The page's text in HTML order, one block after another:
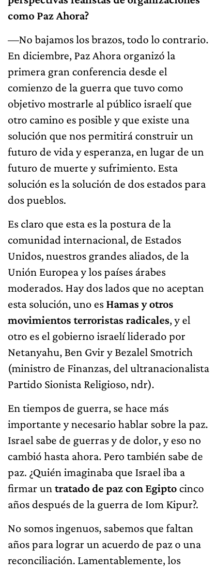
como Paz Ahora?
—No bajamos los brazos, todo lo contrario.
En diciembre, Paz Ahora organizó la
primera gran conferencia desde el
comienzo de la guerra que tuvo como
objetivo mostrarle al público israelí que
otro camino es posible y que existe una
solución que nos permitirá construir un
futuro de vida y esperanza, en lugar de un
futuro de muerte y sufrimiento. Esta
solución es la solución de dos estados para
dos pueblos.
Es claro que esta es la postura de la
comunidad internacional, de Estados
Unidos, nuestros grandes aliados, de la
Unión Europea y los países árabes
moderados. Hay dos lados que no aceptan
esta solución, uno es Hamas y otros
movimientos terroristas radicales, y el
otro es el gobierno israelí liderado por
Netanyahu, Ben Gvir y Bezalel Smotrich
(ministro de Finanzas, del ultranacionalista
Partido Sionista Religioso, ndr).
En tiempos de guerra, se hace más
importante y necesario hablar sobre la paz.
Israel sabe de guerras y de dolor, y eso no
cambió hasta ahora. Pero también sabe de
paz. ¿Quién imaginaba que Israel iba a
firmar un tratado de paz con Egipto cinco
años después de la guerra de Iom Kipur?.
No somos ingenuos, sabemos que faltan
años para lograr un acuerdo de paz o una
reconciliación. Lamentablemente, los